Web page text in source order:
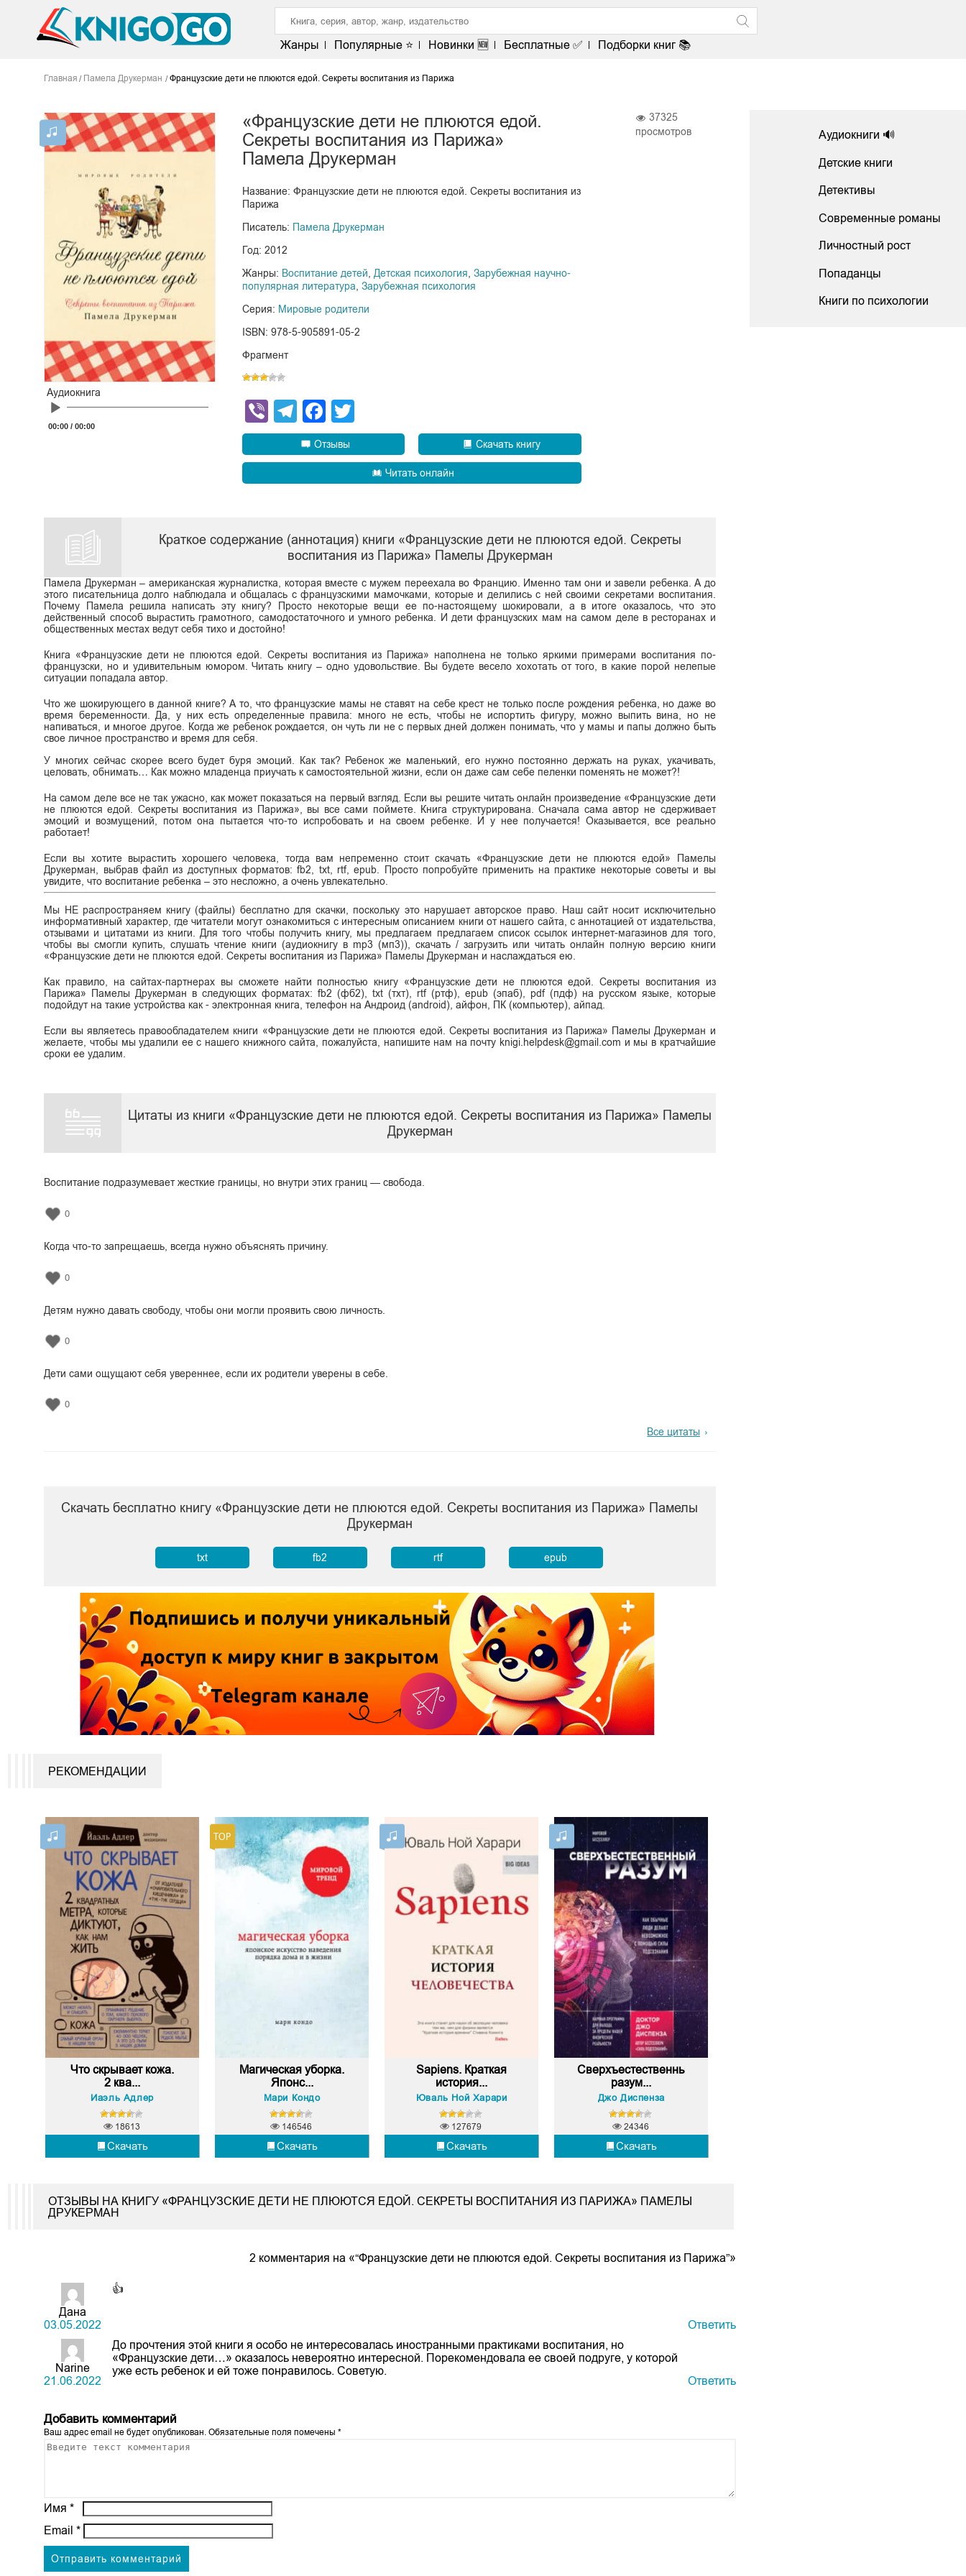
Жанры Популярные ⭐ Новинки 🆕 Бесплатные ✅ Подборки книг 📚
Главная Памела Друкерман Французские дети не плюются едой. Секреты воспитания из Парижа
Аудиокнига
Audio
00:00 /00:00
«Французские дети не плюются едой.
Секреты воспитания из Парижа»
Памела Друкерман
Название: Французские дети не плюются едой. Секреты воспитания из
Парижа
Писатель: Памела Друкерман
Год: 2012
Жанры: Воспитание детей Детская психология Зарубежная научно-
популярная литература Зарубежная психология
Серия: Мировые родители
ISBN: 978-5-905891-05-2
Фрагмент
ViberTelegram
Facebook
Отзывы Скачать книгу
Читать онлайн
37325
просмотров
Краткое содержание (аннотация) книги «Французские дети не плюются едой. Секреты
воспитания из Парижа» Памелы Друкерман
Памела Друкерман – американская журналистка, которая вместе с мужем переехала во Францию. Именно там они и завели ребенка. А до
этого писательница долго наблюдала и общалась с французскими мамочками, которые и делились с ней своими секретами воспитания.
Почему Памела решила написать эту книгу? Просто некоторые вещи ее по-настоящему шокировали, а в итоге оказалось, что это
действенный способ вырастить грамотного, самодостаточного и умного ребенка. И дети французских мам на самом деле в ресторанах и
общественных местах ведут себя тихо и достойно!
Книга «Французские дети не плюются едой. Секреты воспитания из Парижа» наполнена не только яркими примерами воспитания по-
французски, но и удивительным юмором. Читать книгу – одно удовольствие. Вы будете весело хохотать от того, в какие порой нелепые
ситуации попадала автор.
Что же шокирующего в данной книге? А то, что французские мамы не ставят на себе крест не только после рождения ребенка, но даже во
время беременности. Да, у них есть определенные правила: много не есть, чтобы не испортить фигуру, можно выпить вина, но не
напиваться, и многое другое. Когда же ребенок рождается, он чуть ли не с первых дней должен понимать, что у мамы и папы должно быть
свое личное пространство и время для себя.
У многих сейчас скорее всего будет буря эмоций. Как так? Ребенок же маленький, его нужно постоянно держать на руках, укачивать,
целовать, обнимать… Как можно младенца приучать к самостоятельной жизни, если он даже сам себе пеленки поменять не может?!
На самом деле все не так ужасно, как может показаться на первый взгляд. Если вы решите читать онлайн произведение «Французские дети
не плюются едой. Секреты воспитания из Парижа», вы все сами поймете. Книга структурирована. Сначала сама автор не сдерживает
эмоций и возмущений, потом она пытается что-то испробовать и на своем ребенке. И у нее получается! Оказывается, все реально
работает!
Если вы хотите вырастить хорошего человека, тогда вам непременно стоит скачать «Французские дети не плюются едой» Памелы
Друкерман, выбрав файл из доступных форматов: fb2, txt, rtf, epub. Просто попробуйте применить на практике некоторые советы и вы
увидите, что воспитание ребенка – это несложно, а очень увлекательно.
Мы НЕ распространяем книгу (файлы) бесплатно для скачки, поскольку это нарушает авторское право. Наш сайт носит исключительно
информативный характер, где читатели могут ознакомиться с интересным описанием книги от нашего сайта, с аннотацией от издательства,
отзывами и цитатами из книги. Для того чтобы получить книгу, мы предлагаем предлагаем список ссылок интернет-магазинов для того,
чтобы вы смогли купить, слушать чтение книги (аудиокнигу в mp3 (мп3)), скачать / загрузить или читать онлайн полную версию книги
«Французские дети не плюются едой. Секреты воспитания из Парижа» Памелы Друкерман и наслаждаться ею.
Как правило, на сайтах-партнерах вы сможете найти полностью книгу «Французские дети не плюются едой. Секреты воспитания из
Парижа» Памелы Друкерман в следующих форматах: fb2 (фб2), txt (тхт), rtf (ртф), epub (эпаб), pdf (пдф) на русском языке, которые
подойдут на такие устройства как - электронная книга, телефон на Андроид (android), айфон, ПК (компьютер), айпад.
Если вы являетесь правообладателем книги «Французские дети не плюются едой. Секреты воспитания из Парижа» Памелы Друкерман и
желаете, чтобы мы удалили ее с нашего книжного сайта, пожалуйста, напишите нам на почту knigi.helpdesk@gmail.com и мы в кратчайшие
сроки ее удалим.
Цитаты из книги «Французские дети не плюются едой. Секреты воспитания из Парижа» Памелы
Друкерман
Воспитание подразумевает жесткие границы, но внутри этих границ — свобода.
0
Когда что-то запрещаешь, всегда нужно объяснять причину.
0
Детям нужно давать свободу, чтобы они могли проявить свою личность.
0
Дети сами ощущают себя увереннее, если их родители уверены в себе.
0
Все цитаты
Скачать бесплатно книгу «Французские дети не плюются едой. Секреты воспитания из Парижа» Памелы
Друкерман
txt fb2 rtf epub
РЕКОМЕНДАЦИИ
Что скрывает кожа.
2 ква...
Йаэль Адлер
Скачать
18613
Магическая уборка.
Японс...
Мари Кондо
Скачать
146546
Sapiens. Краткая
история...
Юваль Ной Харари
Скачать
127679
Сверхъестественный
разум...
Джо Диспенза
Скачать
24346
ОТЗЫВЫ НА КНИГУ «ФРАНЦУЗСКИЕ ДЕТИ НЕ ПЛЮЮТСЯ ЕДОЙ. СЕКРЕТЫ ВОСПИТАНИЯ ИЗ ПАРИЖА» ПАМЕЛЫ
ДРУКЕРМАН
2 комментария на «“Французские дети не плюются едой. Секреты воспитания из Парижа”»
Дана
03.05.2022
👍
Ответить
Narine
21.06.2022
До прочтения этой книги я особо не интересовалась иностранными практиками воспитания, но
«Французские дети…» оказалось невероятно интересной. Порекомендовала ее своей подруге, у которой
уже есть ребенок и ей тоже понравилось. Советую.
Ответить
Добавить комментарий
Ваш адрес email не будет опубликован. Обязательные поля помечены*
Имя*
Email*
Аудиокниги 🔊
Детские книги
Детективы
Современные романы
Личностный рост
Попаданцы
Книги по психологии